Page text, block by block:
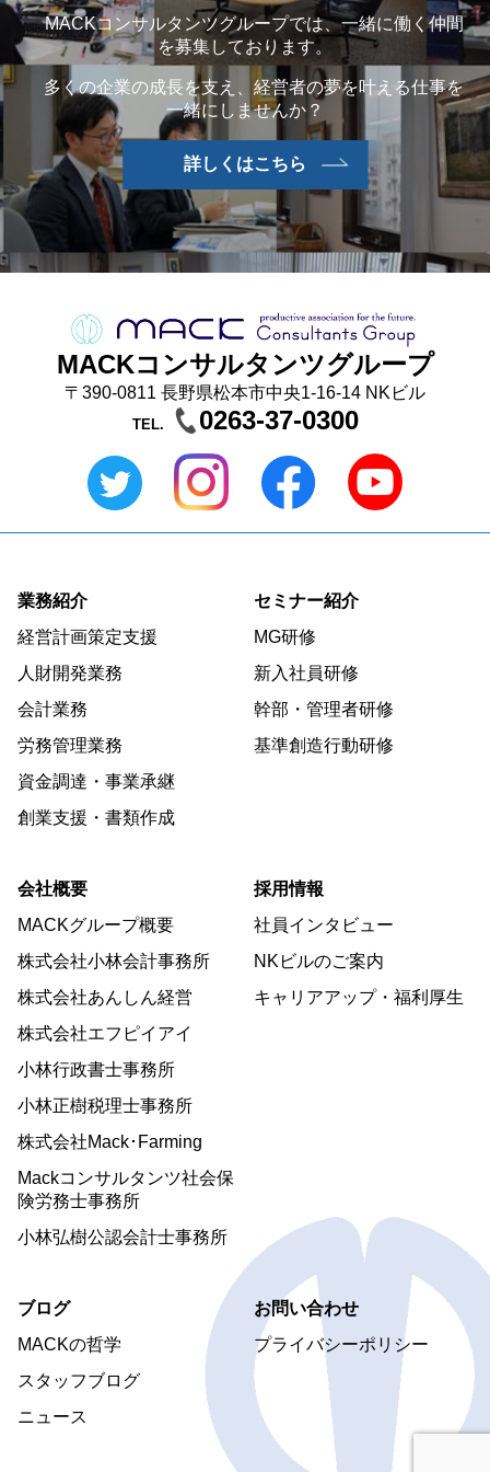
MACKコンサルタンツグループでは、一緒に働く仲間
を募集しております。
多くの企業の成長を支え、経営者の夢を叶える仕事を
一緒にしませんか？
詳しくはこちら
MACKコンサルタンツグループ
〒390-0811 長野県松本市中央1-16-14 NKビル
TEL. 0263-37-0300
業務紹介
経営計画策定支援
人財開発業務
会計業務
労務管理業務
資金調達・事業承継
創業支援・書類作成
セミナー紹介
MG研修
新入社員研修
幹部・管理者研修
基準創造行動研修
会社概要
MACKグループ概要
株式会社小林会計事務所
株式会社あんしん経営
株式会社エフピイアイ
小林行政書士事務所
小林正樹税理士事務所
株式会社Mack･Farming
Mackコンサルタンツ社会保
険労務士事務所
小林弘樹公認会計士事務所
採用情報
社員インタビュー
NKビルのご案内
キャリアアップ・福利厚生
ブログ
MACKの哲学
スタッフブログ
ニュース
お問い合わせ
プライバシーポリシー